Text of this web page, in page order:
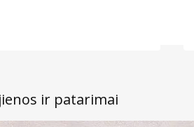
ir patarimai